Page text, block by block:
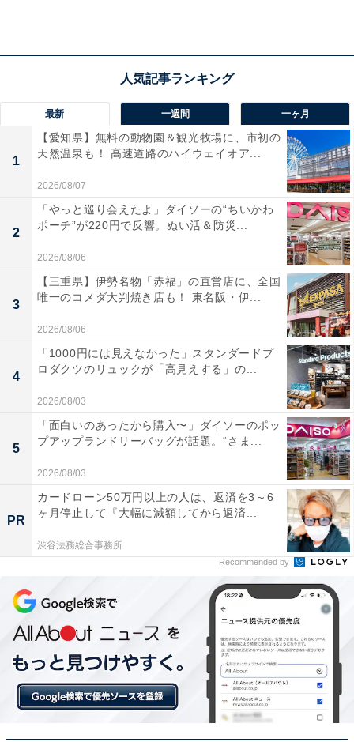
ていて、見た目も味も楽しめました。
「とよはし」のアクセス・営業時間
所在地：愛知県豊橋市東七根町字一の沢113番地2
アクセス：東名高速道路「音羽蒲郡IC」から約40分／豊
橋東バイパス「七根IC」からすぐ
営業時間：Tomate 9:00～18:00（1月1日のみ休館）、あ
ぐりパーク食彩村 9:00～18:00（毎月第一水曜日休
み）、インフォメーションコーナー 9:00～17:00
定休日：施設により異なる（トイレは24時間利用可）
駐車場：258台（西側ゾーン132台・東側ゾーン126
台）、駐輪場約38台
主な施設：Tomate（飲食・物販施設）、あぐりパーク食
彩村（農産物直売所）、多目的室、レンタサイクル、西
道の駅「豊根グリーンポート宮嶋」は山あいの自
然に癒されるスポット｜北設楽郡豊根村
最新 一週間 一ヶ月
1
【愛知県】無料の動物園＆観光牧場に、市初の
天然温泉も！ 高速道路のハイウェイオア...
2026/08/07
2
「やっと巡り会えたよ」ダイソーの“ちいかわ
ポーチ”が220円で反響。ぬい活＆防災...
2026/08/06
3
【三重県】伊勢名物「赤福」の直営店に、全国
唯一のコメダ大判焼き店も！ 東名阪・伊...
2026/08/06
4
「1000円には見えなかった」スタンダードプ
ロダクツのリュックが「高見えする」の...
2026/08/03
5
「面白いのあったから購入〜」ダイソーのポッ
プアップランドリーバッグが話題。“さま...
2026/08/03
PR
カードローン50万円以上の人は、返済を3～6
ヶ月停止して『大幅に減額してから返済...
渋谷法務総合事務所
Recommended by